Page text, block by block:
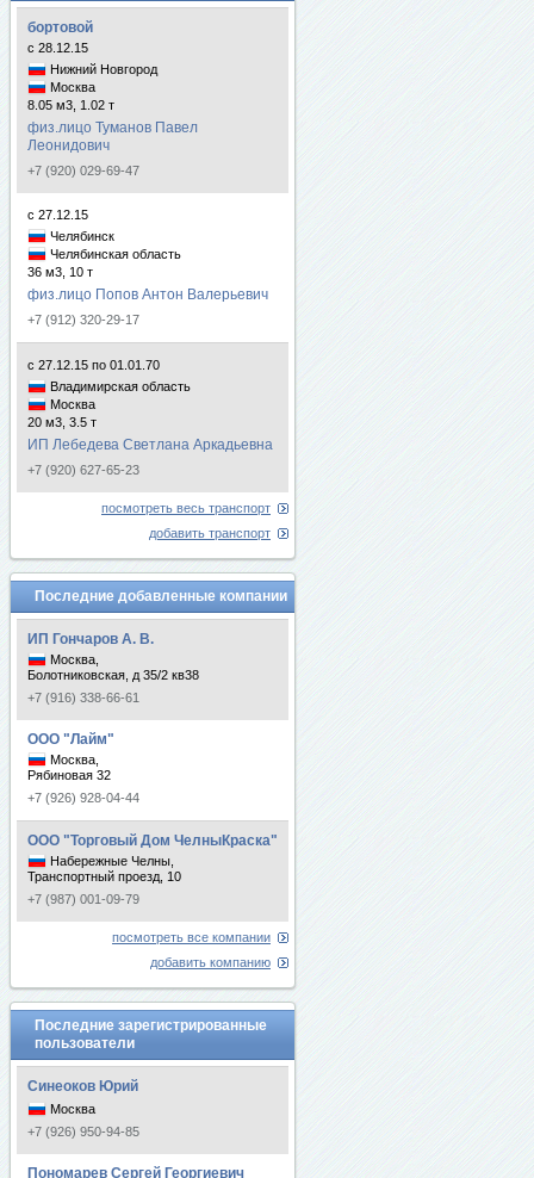
бортовой
с 28.12.15
Нижний Новгород
Москва
8.05 м3, 1.02 т
физ.лицо Туманов Павел
Леонидович
+7 (920) 029-69-47
с 27.12.15
Челябинск
Челябинская область
36 м3, 10 т
физ.лицо Попов Антон Валерьевич
+7 (912) 320-29-17
с 27.12.15 по 01.01.70
Владимирская область
Москва
20 м3, 3.5 т
ИП Лебедева Светлана Аркадьевна
+7 (920) 627-65-23
посмотреть весь транспорт
добавить транспорт
Последние добавленные компании
ИП Гончаров А. В.
Москва,
Болотниковская, д 35/2 кв38
+7 (916) 338-66-61
ООО "Лайм"
Москва,
Рябиновая 32
+7 (926) 928-04-44
ООО "Торговый Дом ЧелныКраска"
Набережные Челны,
Транспортный проезд, 10
+7 (987) 001-09-79
посмотреть все компании
добавить компанию
Последние зарегистрированные
пользователи
Синеоков Юрий
Москва
+7 (926) 950-94-85
Пономарев Сергей Георгиевич